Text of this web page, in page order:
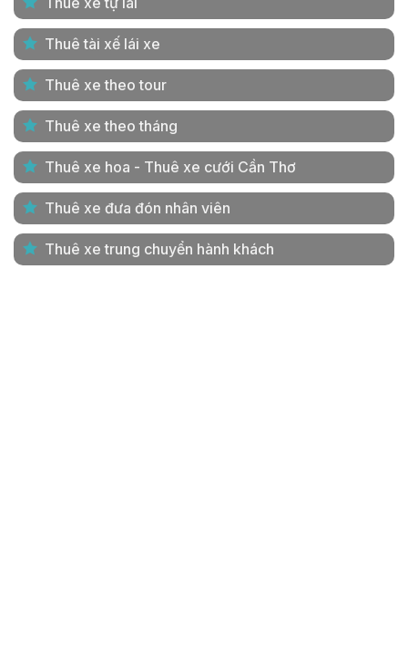
Thuê tài xế lái xe
Thuê xe theo tour
Thuê xe theo tháng
Thuê xe hoa - Thuê xe cưới Cần Thơ
Thuê xe đưa đón nhân viên
Thuê xe trung chuyển hành khách